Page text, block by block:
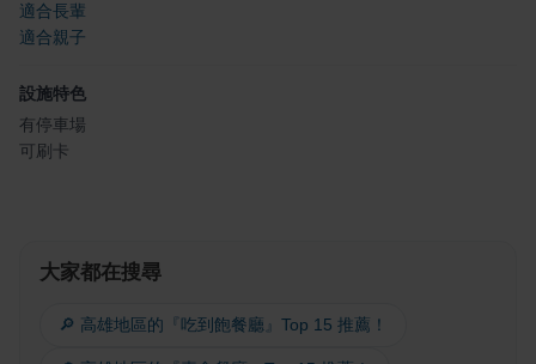
適合長輩
適合親子
設施特色
有停車場
可刷卡
大家都在搜尋
🔎 高雄地區的『吃到飽餐廳』Top 15 推薦！